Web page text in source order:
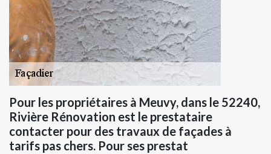
Pour les propriétaires à Meuvy, dans le 52240,
Rivière Rénovation est le prestataire
contacter pour des travaux de façades à
tarifs pas chers. Pour ses prestat